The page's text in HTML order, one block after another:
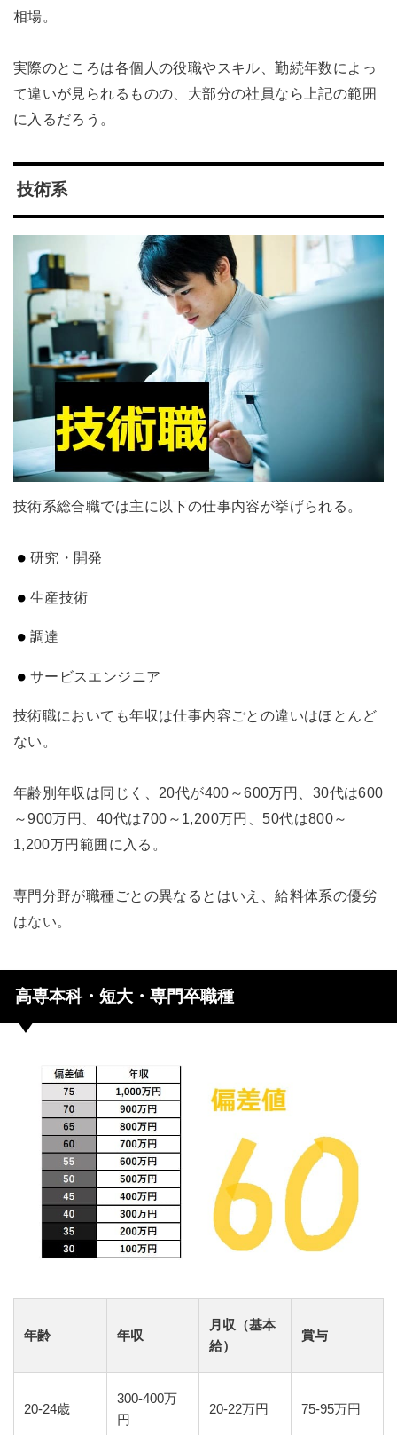
相場。
実際のところは各個人の役職やスキル、勤続年数によっ
て違いが見られるものの、大部分の社員なら上記の範囲
に入るだろう。
技術系
技術系総合職では主に以下の仕事内容が挙げられる。
研究・開発
生産技術
調達
サービスエンジニア
技術職においても年収は仕事内容ごとの違いはほとんど
ない。
年齢別年収は同じく、20代が400～600万円、30代は600
～900万円、40代は700～1,200万円、50代は800～
1,200万円範囲に入る。
専門分野が職種ごとの異なるとはいえ、給料体系の優劣
はない。
高専本科・短大・専門卒職種
年齢 年収
月収（基本
給）
賞与
20-24歳
300-400万
円
20-22万円 75-95万円